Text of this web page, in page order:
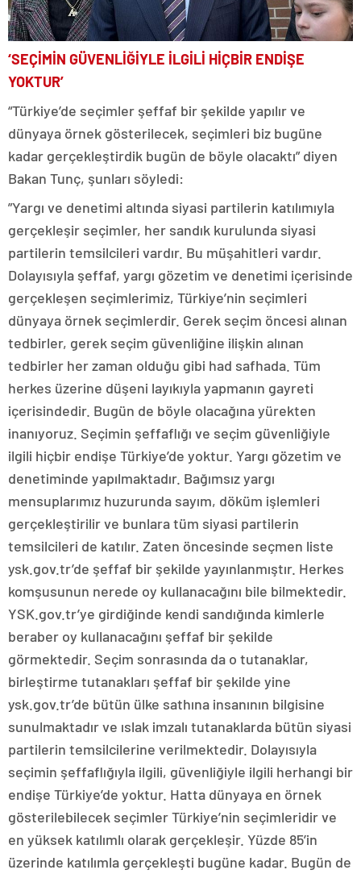
‘SEÇİMİN GÜVENLİĞİYLE İLGİLİ HİÇBİR ENDİŞE
YOKTUR’
“Türkiye’de seçimler şeffaf bir şekilde yapılır ve
dünyaya örnek gösterilecek, seçimleri biz bugüne
kadar gerçekleştirdik bugün de böyle olacaktı” diyen
Bakan Tunç, şunları söyledi:
”Yargı ve denetimi altında siyasi partilerin katılımıyla
gerçekleşir seçimler, her sandık kurulunda siyasi
partilerin temsilcileri vardır. Bu müşahitleri vardır.
Dolayısıyla şeffaf, yargı gözetim ve denetimi içerisinde
gerçekleşen seçimlerimiz, Türkiye’nin seçimleri
dünyaya örnek seçimlerdir. Gerek seçim öncesi alınan
tedbirler, gerek seçim güvenliğine ilişkin alınan
tedbirler her zaman olduğu gibi had safhada. Tüm
herkes üzerine düşeni layıkıyla yapmanın gayreti
içerisindedir. Bugün de böyle olacağına yürekten
inanıyoruz. Seçimin şeffaflığı ve seçim güvenliğiyle
ilgili hiçbir endişe Türkiye’de yoktur. Yargı gözetim ve
denetiminde yapılmaktadır. Bağımsız yargı
mensuplarımız huzurunda sayım, döküm işlemleri
gerçekleştirilir ve bunlara tüm siyasi partilerin
temsilcileri de katılır. Zaten öncesinde seçmen liste
ysk.gov.tr’de şeffaf bir şekilde yayınlanmıştır. Herkes
komşusunun nerede oy kullanacağını bile bilmektedir.
YSK.gov.tr’ye girdiğinde kendi sandığında kimlerle
beraber oy kullanacağını şeffaf bir şekilde
görmektedir. Seçim sonrasında da o tutanaklar,
birleştirme tutanakları şeffaf bir şekilde yine
ysk.gov.tr’de bütün ülke sathına insanının bilgisine
sunulmaktadır ve ıslak imzalı tutanaklarda bütün siyasi
partilerin temsilcilerine verilmektedir. Dolayısıyla
seçimin şeffaflığıyla ilgili, güvenliğiyle ilgili herhangi bir
endişe Türkiye’de yoktur. Hatta dünyaya en örnek
gösterilebilecek seçimler Türkiye’nin seçimleridir ve
en yüksek katılımlı olarak gerçekleşir. Yüzde 85’in
üzerinde katılımla gerçekleşti bugüne kadar. Bugün de